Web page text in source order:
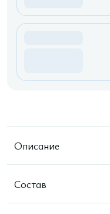
Описание
Состав